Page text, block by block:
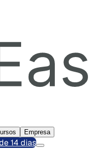
Empresa
14 dias